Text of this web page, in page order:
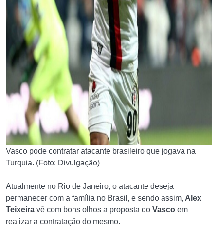
Vasco pode contratar atacante brasileiro que jogava na
Turquia. (Foto: Divulgação)
Atualmente no Rio de Janeiro, o atacante deseja
permanecer com a família no Brasil, e sendo assim, Alex
Teixeira vê com bons olhos a proposta do Vasco em
realizar a contratação do mesmo.